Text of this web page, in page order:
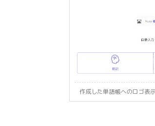
作成した単語帳へのロゴ表示